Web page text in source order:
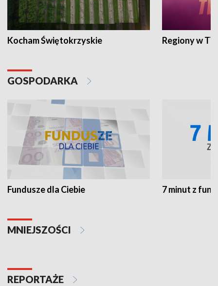
Kocham Świętokrzyskie Regiony w
GOSPODARKA
Fundusze dla Ciebie 7 minut z
MNIEJSZOŚCI
REPORTAŻE